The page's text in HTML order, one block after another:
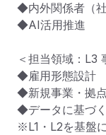
◆内外関係者（
◆AI活用推進
＜担当領域：L3
◆雇用形態設計
◆新規事業・拠
◆データに基づ
※L1・L2を基盤